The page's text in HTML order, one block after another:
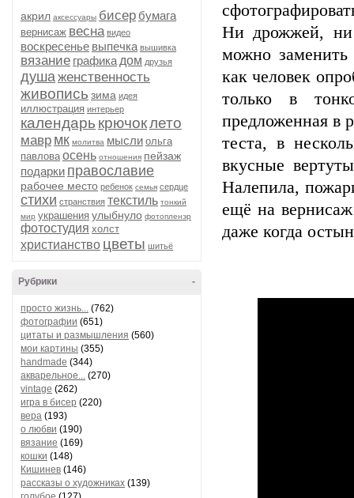
акрил аксессуары бисер бумага
вернисаж весна видео
воскресенье выпечка вышивка
вязание графика дом друзья
душаженственность
живопись зима идея
иллюстрация интерьер
календарь крючоклето
мавр мк молитва мысли ольга
павлова осень отношения пейзаж
подарки православие
рабочее место ребенок семья сердце
стихи странствия текстиль тонкий
мир украшения улыбнуло фотопленэр
фотостудия холст
христианство цветы шитьё
-
Рубрики
просто жизнь... (762)
фотографии (651)
цитаты и размышления (560)
мои картины (355)
handmade (344)
акварельное... (270)
vintage (262)
игра в бисер (220)
вера (193)
о любви (190)
вязание (169)
кошки (148)
Кишинев (146)
рассказы о художниках (139)
Ни дрожжей, ни
можно
как человек
только в
предложенная в
теста, в
вкусные
Налепила,
ещё на
даже когда